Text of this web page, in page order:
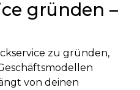
gründen –
zu gründen,
von deinen